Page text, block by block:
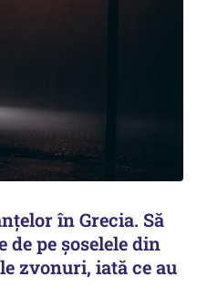
în Grecia. Să
pe șoselele din
zvonuri, iată ce au